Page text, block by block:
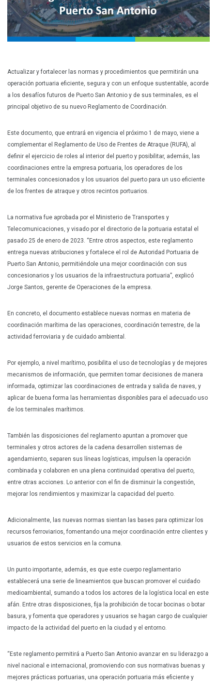
Actualizar y fortalecer las normas y procedimientos que permitirán una
operación portuaria eficiente, segura y con un enfoque sustentable, acorde
a los desafíos futuros de Puerto San Antonio y de sus terminales, es el
principal objetivo de su nuevo Reglamento de Coordinación.
Este documento, que entrará en vigencia el próximo 1 de mayo, viene a
complementar el Reglamento de Uso de Frentes de Atraque (RUFA), al
definir el ejercicio de roles al interior del puerto y posibilitar, además, las
coordinaciones entre la empresa portuaria, los operadores de los
terminales concesionados y los usuarios del puerto para un uso eficiente
de los frentes de atraque y otros recintos portuarios.
La normativa fue aprobada por el Ministerio de Transportes y
Telecomunicaciones, y visado por el directorio de la portuaria estatal el
pasado 25 de enero de 2023. “Entre otros aspectos, este reglamento
entrega nuevas atribuciones y fortalece el rol de Autoridad Portuaria de
Puerto San Antonio, permitiéndole una mejor coordinación con sus
concesionarios y los usuarios de la infraestructura portuaria”, explicó
Jorge Santos, gerente de Operaciones de la empresa.
En concreto, el documento establece nuevas normas en materia de
coordinación marítima de las operaciones, coordinación terrestre, de la
actividad ferroviaria y de cuidado ambiental.
Por ejemplo, a nivel marítimo, posibilita el uso de tecnologías y de mejores
mecanismos de información, que permiten tomar decisiones de manera
informada, optimizar las coordinaciones de entrada y salida de naves, y
aplicar de buena forma las herramientas disponibles para el adecuado uso
de los terminales marítimos.
También las disposiciones del reglamento apuntan a promover que
terminales y otros actores de la cadena desarrollen sistemas de
agendamiento, separen sus líneas logísticas, impulsen la operación
combinada y colaboren en una plena continuidad operativa del puerto,
entre otras acciones. Lo anterior con el fin de disminuir la congestión,
mejorar los rendimientos y maximizar la capacidad del puerto.
Adicionalmente, las nuevas normas sientan las bases para optimizar los
recursos ferroviarios, fomentando una mejor coordinación entre clientes y
usuarios de estos servicios en la comuna.
Un punto importante, además, es que este cuerpo reglamentario
establecerá una serie de lineamientos que buscan promover el cuidado
medioambiental, sumando a todos los actores de la logística local en este
afán. Entre otras disposiciones, fija la prohibición de tocar bocinas o botar
basura, y fomenta que operadores y usuarios se hagan cargo de cualquier
impacto de la actividad del puerto en la ciudad y el entorno.
“Este reglamento permitirá a Puerto San Antonio avanzar en su liderazgo a
nivel nacional e internacional, promoviendo con sus normativas buenas y
mejores prácticas portuarias, una operación portuaria más eficiente y